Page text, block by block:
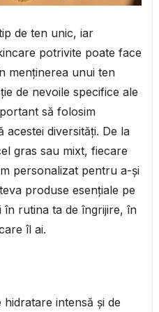
de ten unic, iar
potrivite poate face
menținerea unui ten
de nevoile specifice ale
să folosim
diversități. De la
gras sau mixt, fiecare
personalizat pentru a-și
produse esențiale pe
rutina ta de îngrijire, în
îl ai.
intensă și de